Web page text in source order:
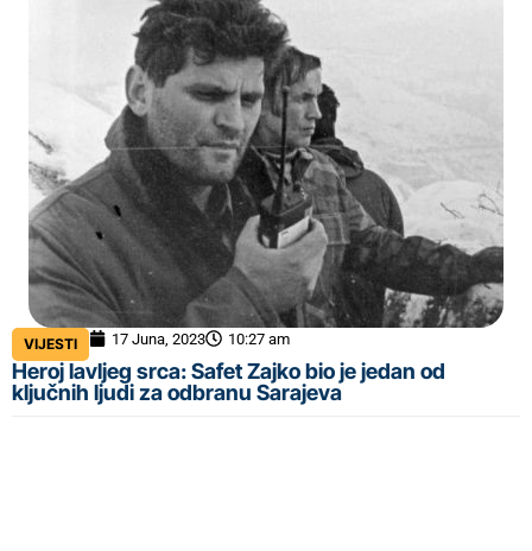
VIJESTI 17 Juna, 2023 10:27 am
Heroj lavljeg srca: Safet Zajko bio je jedan od
ključnih ljudi za odbranu Sarajeva